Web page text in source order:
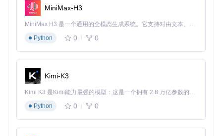
选择
API Level 30以上
等待下载完成后点击"Apply"应用配置
三、效能优化与故障排除
3.1 关键配置参数优化
通过修改配置文件
数：
类别
推荐配置
内存
分配
4
建议设置为物理内存的5
0%，6GB为平衡值
MiniMax-H3
MiniMax H3 是一个通用的全模态生成系统。它支持对由文本、图像、视频和音频组成的多模态上下文进行统一理解，并能生成分辨率高达 2K、时长可达 15 秒的带原生立体声音频的视频。得益于面向任务泛化的系统设计，H3 在预训练阶段就已具备广泛的多模态上下文理解与生成能力，能够出色地执行复杂的多模态指令。
Python
0 0
Kimi-K3
Kimi K3 是Kimi能力最强的模型：这是一个拥有 2.8 万亿参数的混合专家（MoE）模型，具备原生视觉理解能力，并支持 100 万 token 的上下文窗口。
Python
0 0